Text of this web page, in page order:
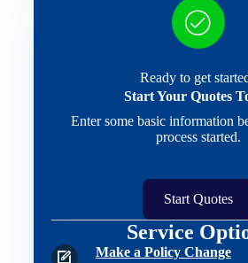
Ready to get
Start Your Quotes
Enter some basic information
process started.
Start Quotes
Service
Make a Policy Change